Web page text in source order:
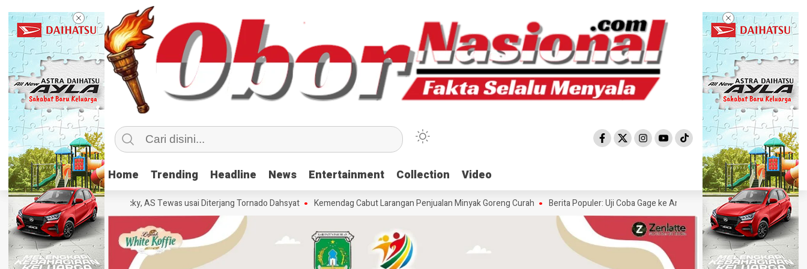
Home Trending Headline News Entertainment Collection Video
Home Trending Headline News Entertainment Collection Video
70 Orang di Kentucky, AS Tewas usai Diterjang Tornado Dahsyat Kemendag Cabut Larangan Penjualan Minyak Goreng Curah Berita Populer: Uji Coba Gage ke Anyer-Kunjungan Wisman 2022 Diprediksi